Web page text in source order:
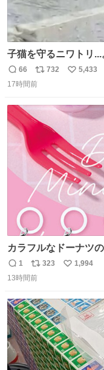
子猫を守るニワトリ...。 雨の中、羽の中に子猫を入れ
る姿に感動した！！
返
信
66
リ
ポ
数
732
い
数
5,433
17時間前
カラフルなドーナツ
charm マインチャー
返
信
1
リ
ポ
ト
数
323
い
数
1,994
13時間前